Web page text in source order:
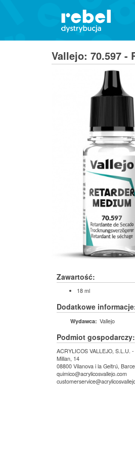
Vallejo: 70.597 -
Zawartość:
18 ml
Dodatkowe
Wydawca: Vallejo
Podmiot gospodarczy:
ACRYLICOS VALLEJO, S.L.U.
Millan, 14
08800 Vilanova i la Geltrú,
quimico@acrylicosvallejo.com